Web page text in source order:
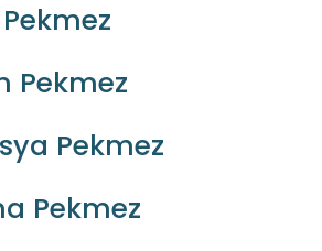
Pekmez
Pekmez
Pekmez